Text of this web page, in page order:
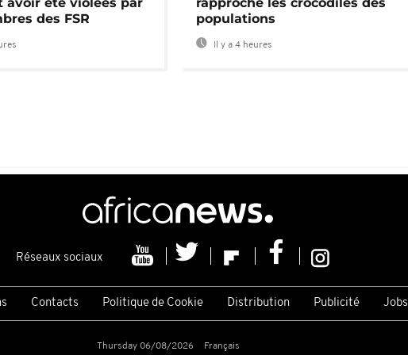
avoir été violées par
des FSR
rapproche les crocodiles des
populations
Il y a 4 heures
Réseaux sociaux
Contacts Politique de Cookie Distribution Publicité Jobs
Thursday 06/08/2026